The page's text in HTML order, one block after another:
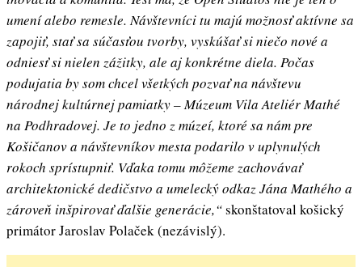
umení alebo remesle. Návštevníci tu majú možnosť aktívne sa
zapojiť, stať sa súčasťou tvorby, vyskúšať si niečo nové a
odniesť si nielen zážitky, ale aj konkrétne diela. Počas
podujatia by som chcel všetkých pozvať na návštevu
národnej kultúrnej pamiatky – Múzeum Vila Ateliér Mathé
na Podhradovej. Je to jedno z múzeí, ktoré sa nám pre
Košičanov a návštevníkov mesta podarilo v uplynulých
rokoch sprístupniť. Vďaka tomu môžeme zachovávať
architektonické dedičstvo a umelecký odkaz Jána Mathého a
zároveň inšpirovať ďalšie generácie,“skonštatoval košický
primátor Jaroslav Polaček (nezávislý).